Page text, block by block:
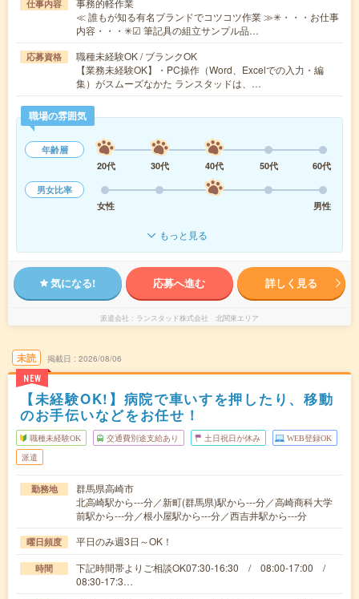
仕事内容
事務的軽作業
≪ 誰もが知る有名ブランドでコツコツ作業 ≫✳︎・・・お仕事
内容・・・✳︎☑ 筆記具の組立サンプル品…
応募資格
職種未経験OK / ブランクOK
【業務未経験OK】・PC操作（Word、Excelでの入力・編
集）がスムーズなかた ランスタッドは、…
職場の雰囲気
年齢層
20代
30代 40代 50代
60代
男女比率
女性
男性
もっと見る
気になる! 応募へ進む 詳しく見る
派遣会社 ランスタッド株式会社 北関東エリア
未読
NEW
掲載日 2026/08/06
【未経験OK!】病院で車いすを押したり、移動
のお手伝いなどをお任せ！
職種未経験OK 交通費別途支給あり 土日祝日が休み WEB登録OK
派遣
勤務地
群馬県高崎市
北高崎駅から---分／新町(群馬県)駅から---分／高崎商科大学
前駅から---分／根小屋駅から---分／西吉井駅から---分
曜日頻度 平日のみ週3日～OK！
時間
下記時間帯よりご相談OK07:30-16:30 / 08:00-17:00 /
08:30-17:3…